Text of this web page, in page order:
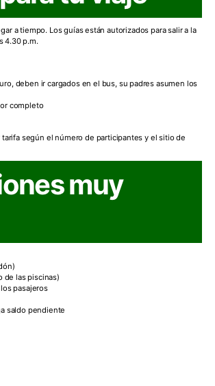
a tiempo. Los guías están autorizados para salir a la
4.30 p.m.
deben ir cargados en el bus, su padres asumen los
completo
según el número de participantes y el sitio de
muy
de las piscinas)
pasajeros
saldo pendiente